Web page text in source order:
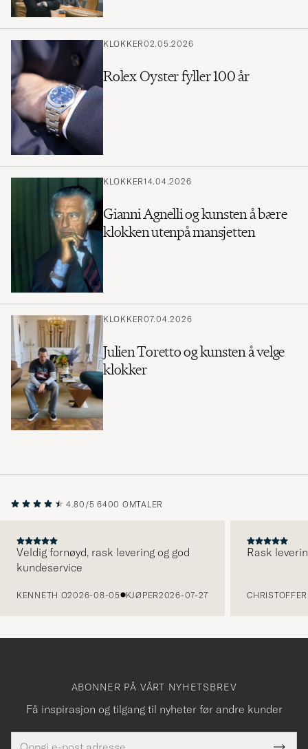
KLOKKER02.05.2026
Rolex Oyster fyller 100 år
KLOKKER14.04.2026
Gianni Agnelli og kunsten å bære
klokken utenpå mansjetten
KLOKKER07.04.2026
Julien Toretto og kunsten å velge
klokker
4.80/5 6400 OMTALER
Veldig fornøyd, rask levering og god
kundeservice
KENNETH O2026-08-05 KJØPER2026-07-27
Rask
ABONNER PÅ VÅRT NYHETSBREV
Få inspirasjon og tilgang til nyheter før andre kunder